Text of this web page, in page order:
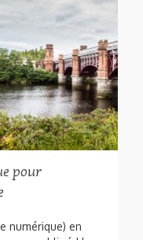
pour
numérique) en